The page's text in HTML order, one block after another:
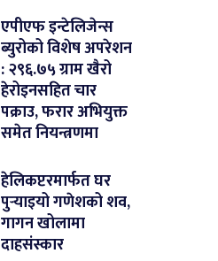
एपीएफ इन्टेलिजेन्स
ब्युरोको विशेष अपरेशन
: २९६.७५ ग्राम खैरो
हेरोइनसहित चार
पक्राउ, फरार अभियुक्त
समेत नियन्त्रणमा
हेलिकप्टरमार्फत घर
पुर्‍याइयो गणेशको शव,
गागन खोलामा
दाहसंस्कार